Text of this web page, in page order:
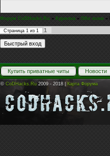
Форум CoDHacks.Ru » Курилка » Обо всем »
Страница 1 из 1 1
Купить приватные читы Новости
© CoDHacks.Ru 2009 - 2018 | Карта Форума